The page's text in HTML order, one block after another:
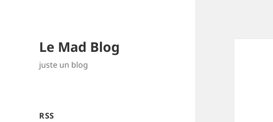
Le Mad Blog
juste un blog
RSS